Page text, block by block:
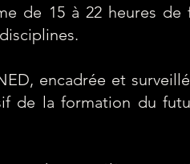
de 15 à 22 heures de
encadrée et
de la formation du